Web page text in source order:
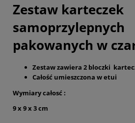
Zestaw karteczek
samoprzylepnych
pakowanych w
Zestaw zawiera 2 bloczki
Całość umieszczona w etui
Wymiary całosć :
9 x 9 x 3 cm